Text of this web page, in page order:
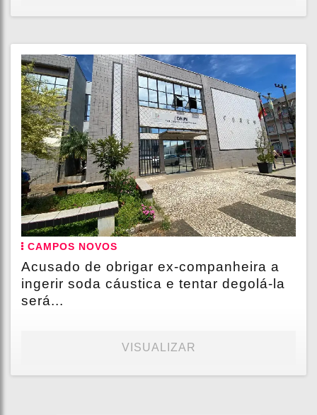
CAMPOS NOVOS
Acusado de obrigar ex-companheira a
ingerir soda cáustica e tentar degolá-la
será...
VISUALIZAR